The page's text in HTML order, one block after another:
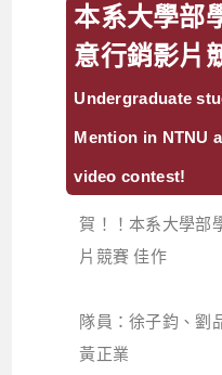
本系大學部
意行銷影片
Undergraduate
Mention in NTNU
video contest!
賀！！本系大學部
片競賽 佳作
隊員：徐子鈞、劉
黃正業